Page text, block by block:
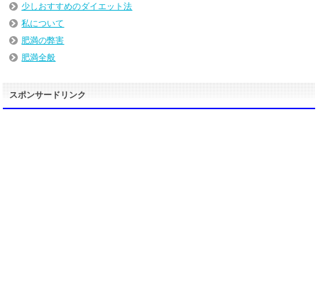
少しおすすめのダイエット法
私について
肥満の弊害
肥満全般
スポンサードリンク